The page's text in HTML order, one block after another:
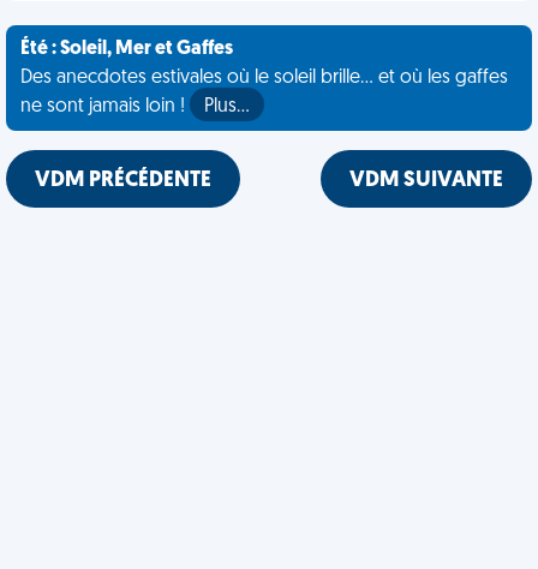
Été : Soleil, Mer et Gaffes
Des anecdotes estivales où le soleil brille... et où les gaffes
ne sont jamais loin !
Plus…
VDM PRÉCÉDENTE VDM SUIVANTE